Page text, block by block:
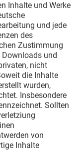
Inhalte und Werke
und jede
des
Zustimmung
und
nicht
die Inhalte
wurden,
Insbesondere
Sollten
von
Inhalte